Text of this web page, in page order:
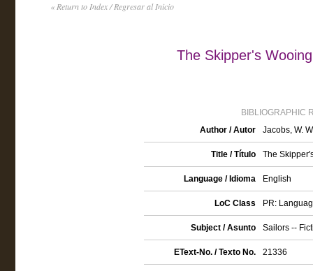
« Return to Index / Regresar al Inicio
The Skipper's
BIBLIOGRAPHIC
Author / Autor
Jacobs, W.
Title / Título The
Language / Idioma English
LoC Class PR:
Subject / Asunto Sailors --
EText-No. / Texto No. 21336